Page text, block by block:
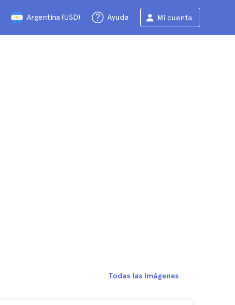
Argentina (USD) Ayuda Mi cuenta
Todas las imágenes